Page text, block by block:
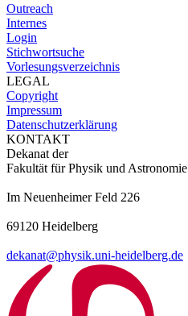
Outreach
Internes
Login
Stichwortsuche
Vorlesungsverzeichnis
LEGAL
Copyright
Impressum
Datenschutzerklärung
KONTAKT
Dekanat der
Fakultät für Physik und Astronomie
Im Neuenheimer Feld 226
69120 Heidelberg
dekanat@physik.uni-heidelberg.de